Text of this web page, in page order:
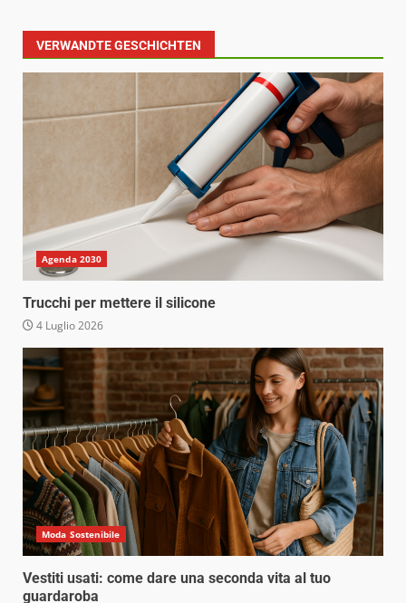
VERWANDTE GESCHICHTEN
Agenda 2030
Trucchi per mettere il silicone
4 Luglio 2026
Moda Sostenibile
Vestiti usati: come dare una seconda vita al tuo
guardaroba